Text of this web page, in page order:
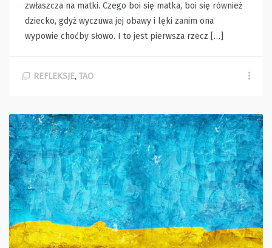
zwłaszcza na matki. Czego boi się matka, boi się również
dziecko, gdyż wyczuwa jej obawy i lęki zanim ona
wypowie choćby słowo. I to jest pierwsza rzecz […]
REFLEKSJE, TAO